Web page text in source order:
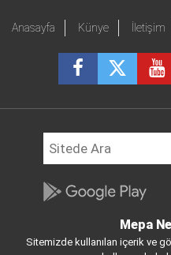
Anasayfa Künye İletişim
Mepa
Sitemizde kullanılan içerik ve